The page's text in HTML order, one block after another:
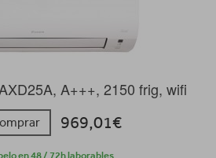
A+++, 2150 frig, wifi
969,01€
en 48 / 72h laborables